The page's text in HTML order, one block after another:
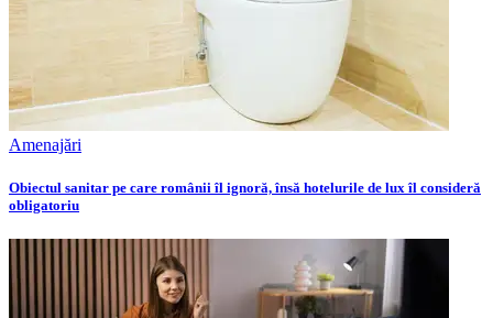
Amenajări
Obiectul sanitar pe care românii îl ignoră, însă hotelurile de lux îl consideră
obligatoriu